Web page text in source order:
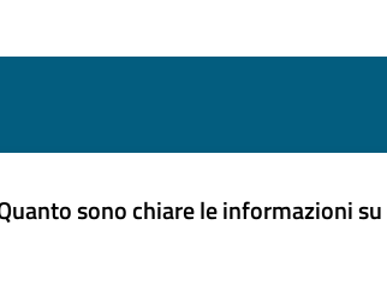
sono chiare le informazioni